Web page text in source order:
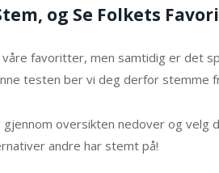
og Se Folkets
våre favoritter, men samtidig er det
testen ber vi deg derfor stemme
gjennom oversikten nedover og velg
andre har stemt på!